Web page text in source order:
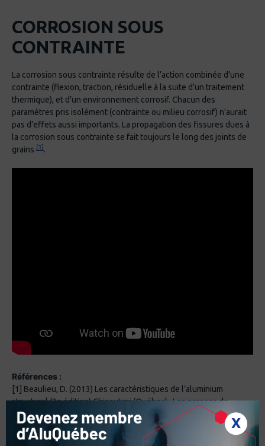
X
CORROSION SOUS
CONTRAINTE
La corrosion sous contrainte résulte de l’action combinée d’une
contrainte (flexion, traction, résiduelle à la suite d’un traitement
thermique), et d’un environnement corrosif. Chacun des
paramètres pris isolément (contrainte ou milieu corrosif) n’aurait
pas d’effets aussi importants. La propagation des fissures dues à
la corrosion sous contrainte se fait toujours le long des joints de
grains
[1] .
Références :
[1] Beaulieu, D. (2013) Les caractéristiques de l’aluminium
structural (2e édition) Chicoutimi (Québec) : Les presses de
l’aluminium
[2] Amira, S., Gagnon, M.-C., Gallant, D. (2010) Guide de solutions
pratiques permettant de contrer la corrosion galvanique entre